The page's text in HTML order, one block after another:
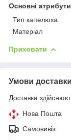
Основні атрибути
Тип капелюха
Матеріал
Приховати
Умови доставки
Доставка
Нова Пошта
Самовивіз